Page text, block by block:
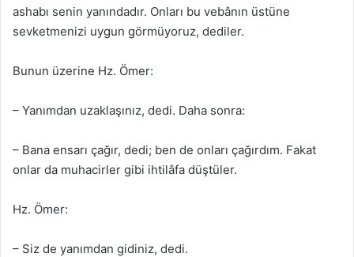
ashabı senin yanındadır. Onları bu vebânın üstüne
sevketmenizi uygun görmüyoruz, dediler.
Bunun üzerine Hz. Ömer:
– Yanımdan uzaklaşınız, dedi. Daha sonra:
– Bana ensarı çağır, dedi; ben de onları çağırdım. Fakat
onlar da muhacirler gibi ihtilâfa düştüler.
Hz. Ömer:
– Siz de yanımdan gidiniz, dedi.